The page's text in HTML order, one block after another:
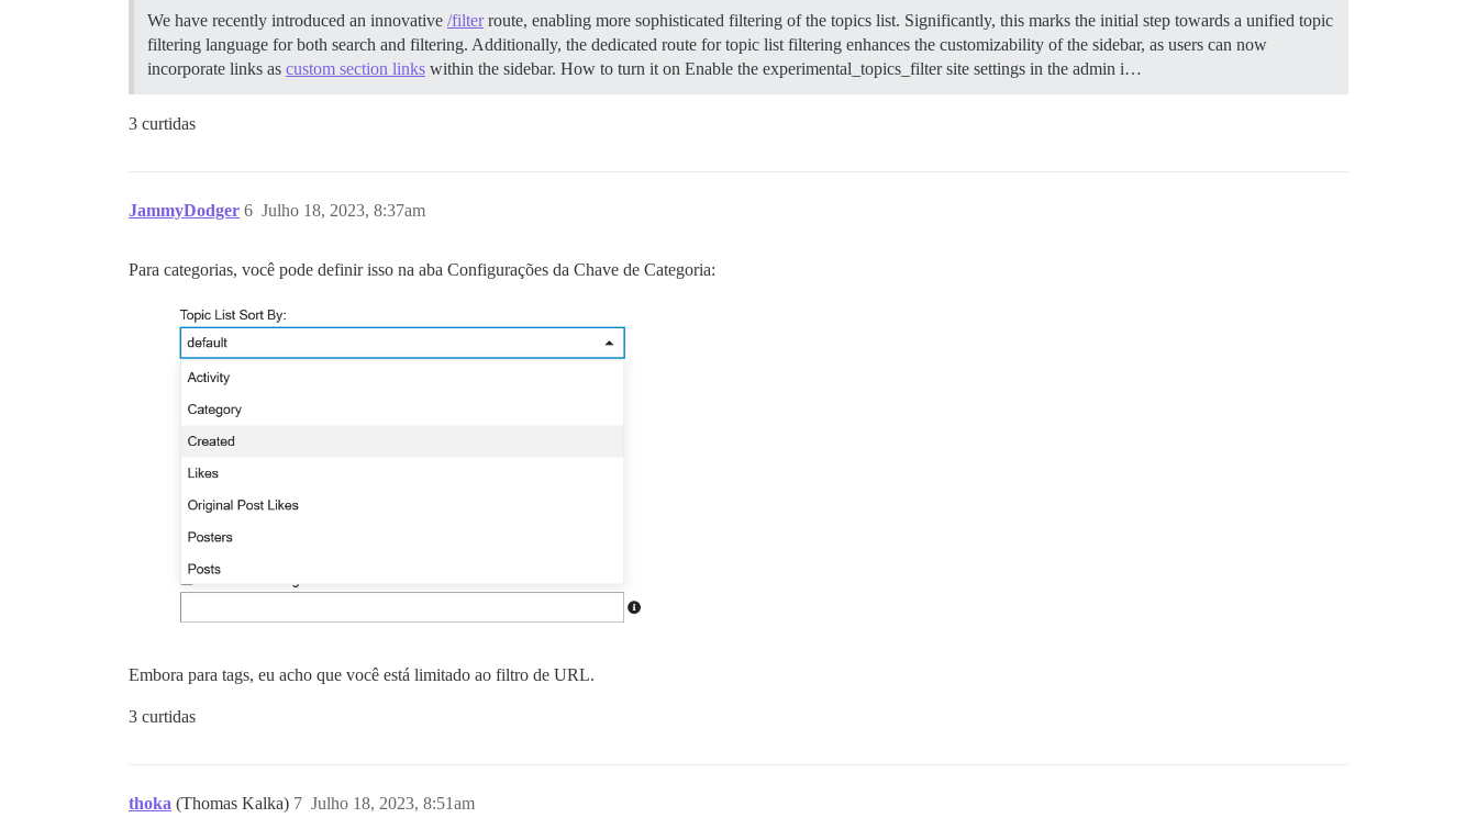
We have recently introduced an innovative /filterroute, enabling more sophisticated filtering of the topics list. Significantly, this marks the initial step towards a unified topic
filtering language for both search and filtering. Additionally, the dedicated route for topic list filtering enhances the customizability of the sidebar, as users can now
incorporate links as custom section links within the sidebar. How to turn it on Enable the experimental_topics_filter site settings in the admin i…
3 curtidas
JammyDodger Julho 18, 2023, 8:37am
6
Para categorias, você pode definir isso na aba Configurações da Chave de Categoria:
Embora para tags, eu acho que você está limitado ao filtro de URL.
3 curtidas
thoka (Thomas Kalka) Julho 18, 2023, 8:51am
7